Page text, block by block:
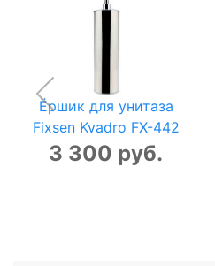
Ёршик для унитаза
Fixsen Kvadro FX-442
3 300 руб.